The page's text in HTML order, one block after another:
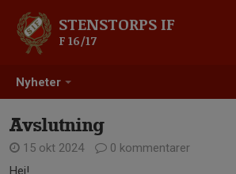
Nyheter
STENSTORPS IF
F 16/17
Avslutning
15 okt 2024
0 kommentarer
Hej!